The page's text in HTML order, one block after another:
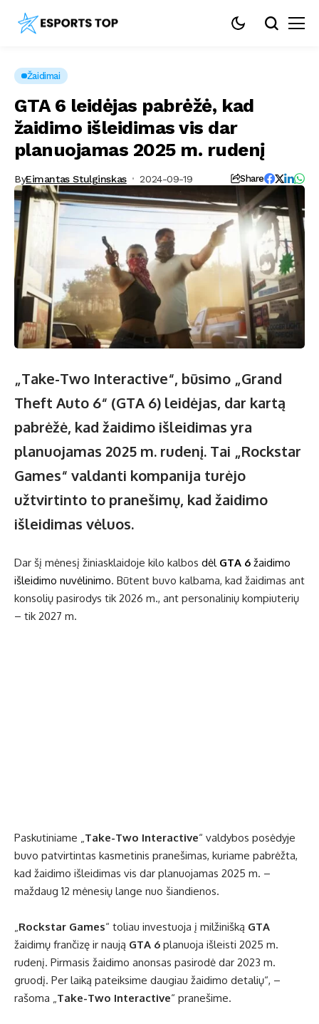
Žaidimai
GTA 6 leidėjas pabrėžė, kad
žaidimo išleidimas vis dar
planuojamas 2025 m. rudenį
ByEimantas Stulginskas 2024-09-19 Share
„Take-Two Interactive“, būsimo „Grand
Theft Auto 6“ (GTA 6) leidėjas, dar kartą
pabrėžė, kad žaidimo išleidimas yra
planuojamas 2025 m. rudenį. Tai „Rockstar
Games“ valdanti kompanija turėjo
užtvirtinto to pranešimų, kad žaidimo
išleidimas vėluos.
Dar šį mėnesį žiniasklaidoje kilo kalbos dėl GTA 6 žaidimo
išleidimo nuvėlinimo. Būtent buvo kalbama, kad žaidimas ant
konsolių pasirodys tik 2026 m., ant personalinių kompiuterių
– tik 2027 m.
Paskutiniame „Take-Two Interactive“ valdybos posėdyje
buvo patvirtintas kasmetinis pranešimas, kuriame pabrėžta,
kad žaidimo išleidimas vis dar planuojamas 2025 m. –
maždaug 12 mėnesių lange nuo šiandienos.
„Rockstar Games“ toliau investuoja į milžinišką GTA
žaidimų frančizę ir naują GTA 6 planuoja išleisti 2025 m.
rudenį. Pirmasis žaidimo anonsas pasirodė dar 2023 m.
gruodį. Per laiką pateiksime daugiau žaidimo detalių“, –
rašoma „Take-Two Interactive“ pranešime.